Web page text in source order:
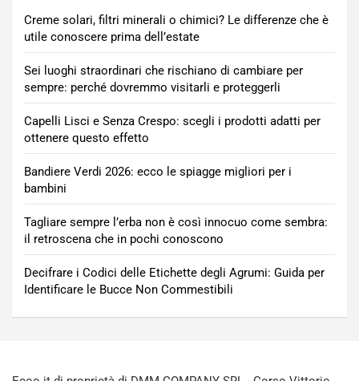
Creme solari, filtri minerali o chimici? Le differenze che è
utile conoscere prima dell’estate
Sei luoghi straordinari che rischiano di cambiare per
sempre: perché dovremmo visitarli e proteggerli
Capelli Lisci e Senza Crespo: scegli i prodotti adatti per
ottenere questo effetto
Bandiere Verdi 2026: ecco le spiagge migliori per i
bambini
Tagliare sempre l’erba non è così innocuo come sembra:
il retroscena che in pochi conoscono
Decifrare i Codici delle Etichette degli Agrumi: Guida per
Identificare le Bucce Non Commestibili